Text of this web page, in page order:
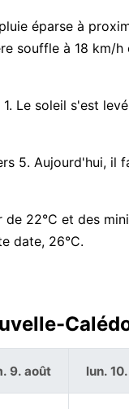
éparse à
souffle à 18 km/
Le soleil s'est
5. Aujourd'hui, il
22°C et des
date, 26°C.
9. août lun.